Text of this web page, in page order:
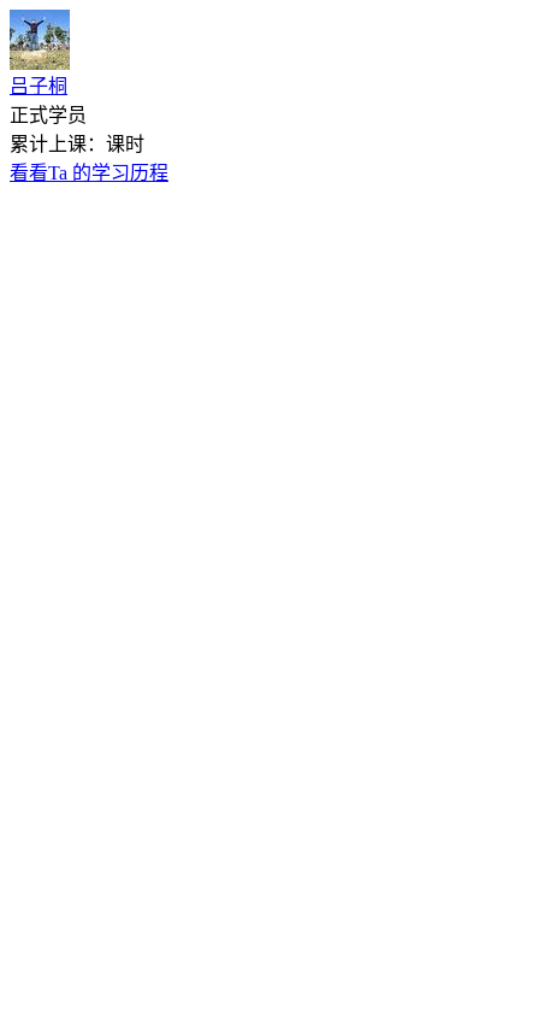
吕子桐
正式学员
累计上课：课时
看看Ta 的学习历程